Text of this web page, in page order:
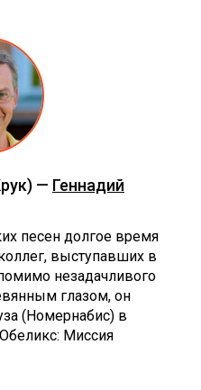
— Геннадий
песен долгое время
выступавших в
незадачливого
глазом, он
(Номернабис) в
Миссия